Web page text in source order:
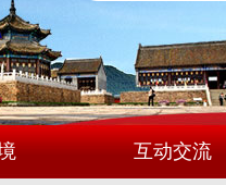
互动交流